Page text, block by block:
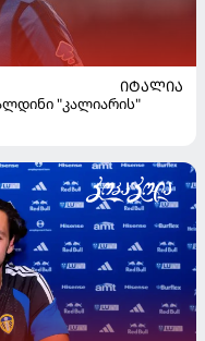
ᲘᲢᲐᲚᲘᲐ
"კალიარის"